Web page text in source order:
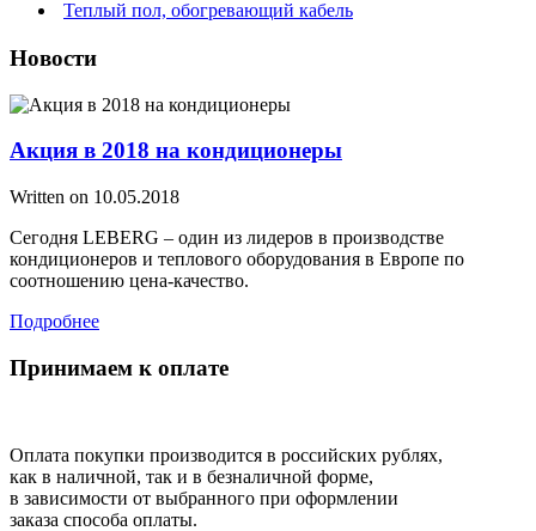
Теплый пол, обогревающий кабель
Новости
Акция в 2018 на кондиционеры
Written on 10.05.2018
Сегодня LEBERG – один из лидеров в производстве
кондиционеров и теплового оборудования в Европе по
соотношению цена-качество.
Подробнее
Принимаем к оплате
Оплата покупки производится в российских рублях,
как в наличной, так и в безналичной форме,
в зависимости от выбранного при оформлении
заказа способа оплаты.